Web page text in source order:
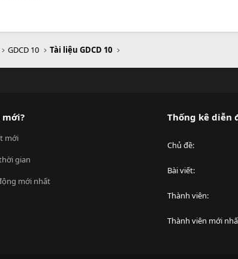
GDCD 10 Tài liệu GDCD 10
mới?
mới
gian
mới nhất
Thống kê diễn
Chủ đề
Bài viết
Thành viên
Thành viên mới